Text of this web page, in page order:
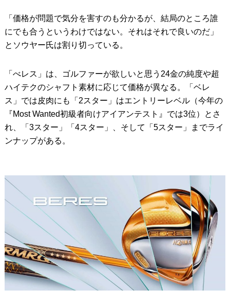
「価格が問題で気分を害すのも分かるが、結局のところ誰
にでも合うというわけではない。それはそれで良いのだ」
とソウヤー氏は割り切っている。
「べレス」は、ゴルファーが欲しいと思う24金の純度や超
ハイテクのシャフト素材に応じて価格が異なる。「ベレ
ス」では皮肉にも「2スター」はエントリーレベル（今年の
『Most Wanted初級者向けアイアンテスト』では3位）とさ
れ、「3スター」「4スター」、そして「5スター」までライ
ンナップがある。